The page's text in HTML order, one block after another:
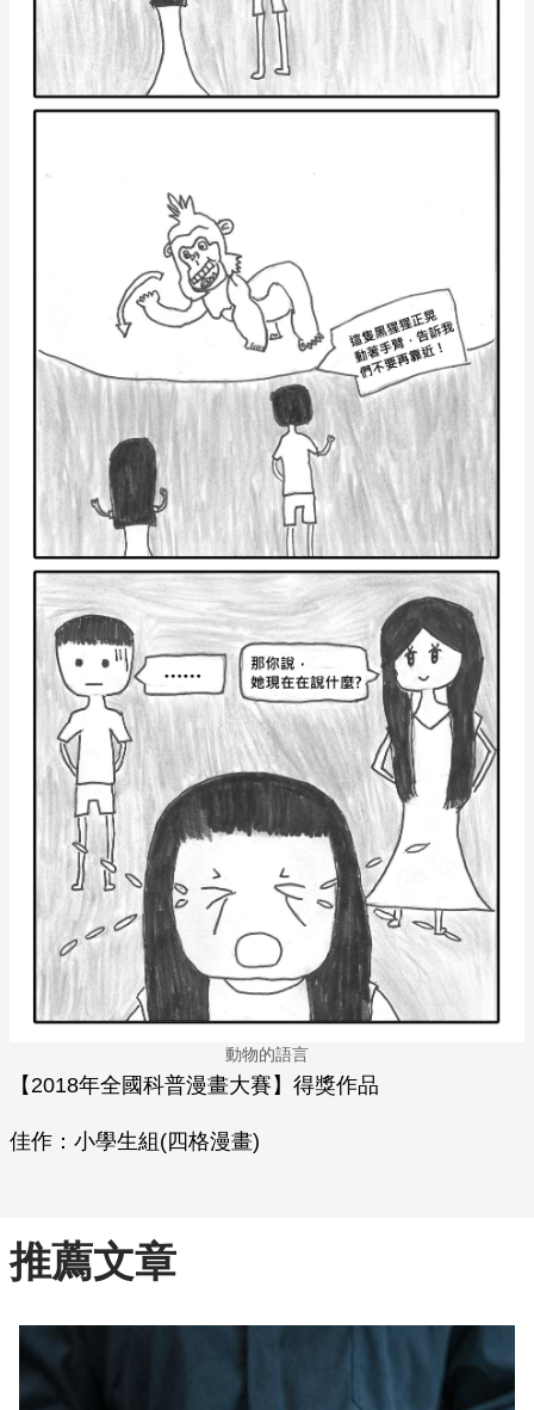
動物的語言
【2018年全國科普漫畫大賽】得獎作品
佳作：小學生組(四格漫畫)
推薦文章